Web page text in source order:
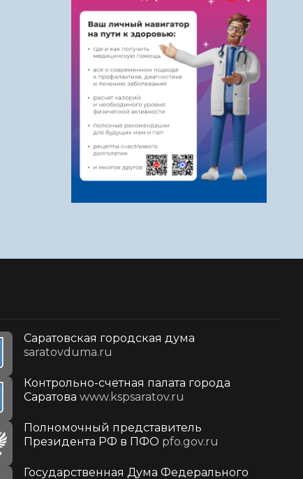
Саратовская городская дума
saratovduma.ru
Контрольно-счетная палата города
Саратова www.kspsaratov.ru
Полномочный представитель
Президента РФ в ПФО pfo.gov.ru
Государственная Дума Федерального